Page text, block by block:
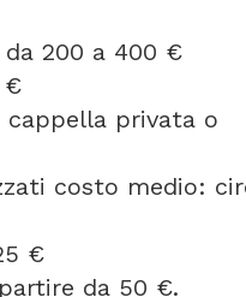
200 a 400 €
€
privata o
costo medio:
€
da 50 €.